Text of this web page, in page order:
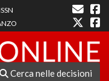
Cerca nelle decisioni